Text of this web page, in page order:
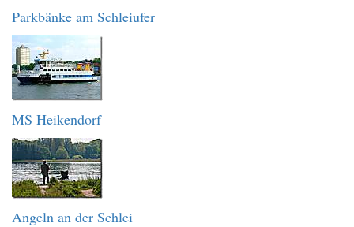
Parkbänke am Schleiufer
MS Heikendorf
Angeln an der Schlei